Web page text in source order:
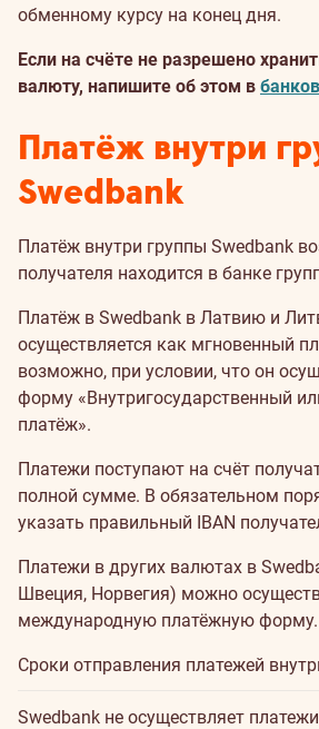
обменному курсу на конец дня.
Если на счёте не разрешено
валюту, напишите об этом в
Платёж внутри
Swedbank
Платёж внутри группы Swedbank
получателя находится в банке
Платёж в Swedbank в Латвию и
осуществляется как мгновенный
возможно, при условии, что он
форму «Внутригосударственный
платёж».
Платежи поступают на счёт
полной сумме. В обязательном
указать правильный IBAN
Платежи в других валютах в
Швеция, Норвегия) можно
международную платёжную форму.
Сроки отправления платежей
Swedbank не осуществляет